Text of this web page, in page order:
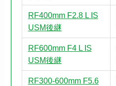
RF400mm F2.8 L IS
USM後継
RF600mm F4 L IS
USM後継
RF300-600mm F5.6